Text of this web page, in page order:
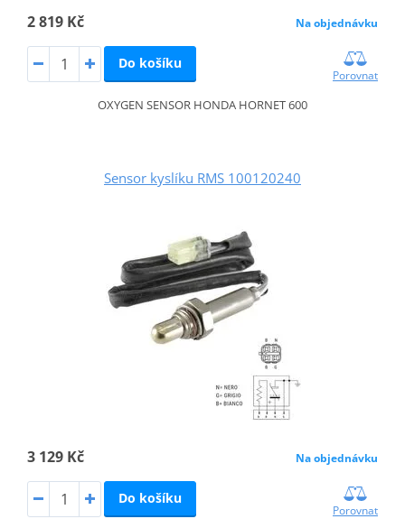
2 819 Kč Na objednávku
Do košíku
Porovnat
OXYGEN SENSOR HONDA HORNET 600
Sensor kyslíku RMS 100120240
3 129 Kč Na objednávku
Do košíku
Porovnat